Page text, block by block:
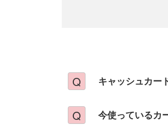
キャッシュカー
今使っているカ